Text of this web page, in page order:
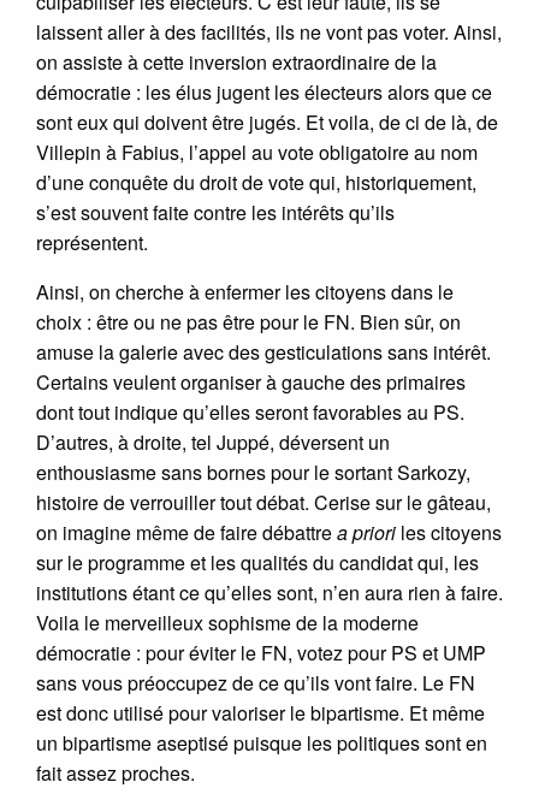
laissent aller à des facilités, ils ne vont pas voter. Ainsi,
on assiste à cette inversion extraordinaire de la
démocratie : les élus jugent les électeurs alors que ce
sont eux qui doivent être jugés. Et voila, de ci de là, de
Villepin à Fabius, l’appel au vote obligatoire au nom
d’une conquête du droit de vote qui, historiquement,
s’est souvent faite contre les intérêts qu’ils
représentent.
Ainsi, on cherche à enfermer les citoyens dans le
choix : être ou ne pas être pour le FN. Bien sûr, on
amuse la galerie avec des gesticulations sans intérêt.
Certains veulent organiser à gauche des primaires
dont tout indique qu’elles seront favorables au PS.
D’autres, à droite, tel Juppé, déversent un
enthousiasme sans bornes pour le sortant Sarkozy,
histoire de verrouiller tout débat. Cerise sur le gâteau,
on imagine même de faire débattrea priori les citoyens
sur le programme et les qualités du candidat qui, les
institutions étant ce qu’elles sont, n’en aura rien à faire.
Voila le merveilleux sophisme de la moderne
démocratie : pour éviter le FN, votez pour PS et UMP
sans vous préoccupez de ce qu’ils vont faire. Le FN
est donc utilisé pour valoriser le bipartisme. Et même
un bipartisme aseptisé puisque les politiques sont en
fait assez proches.